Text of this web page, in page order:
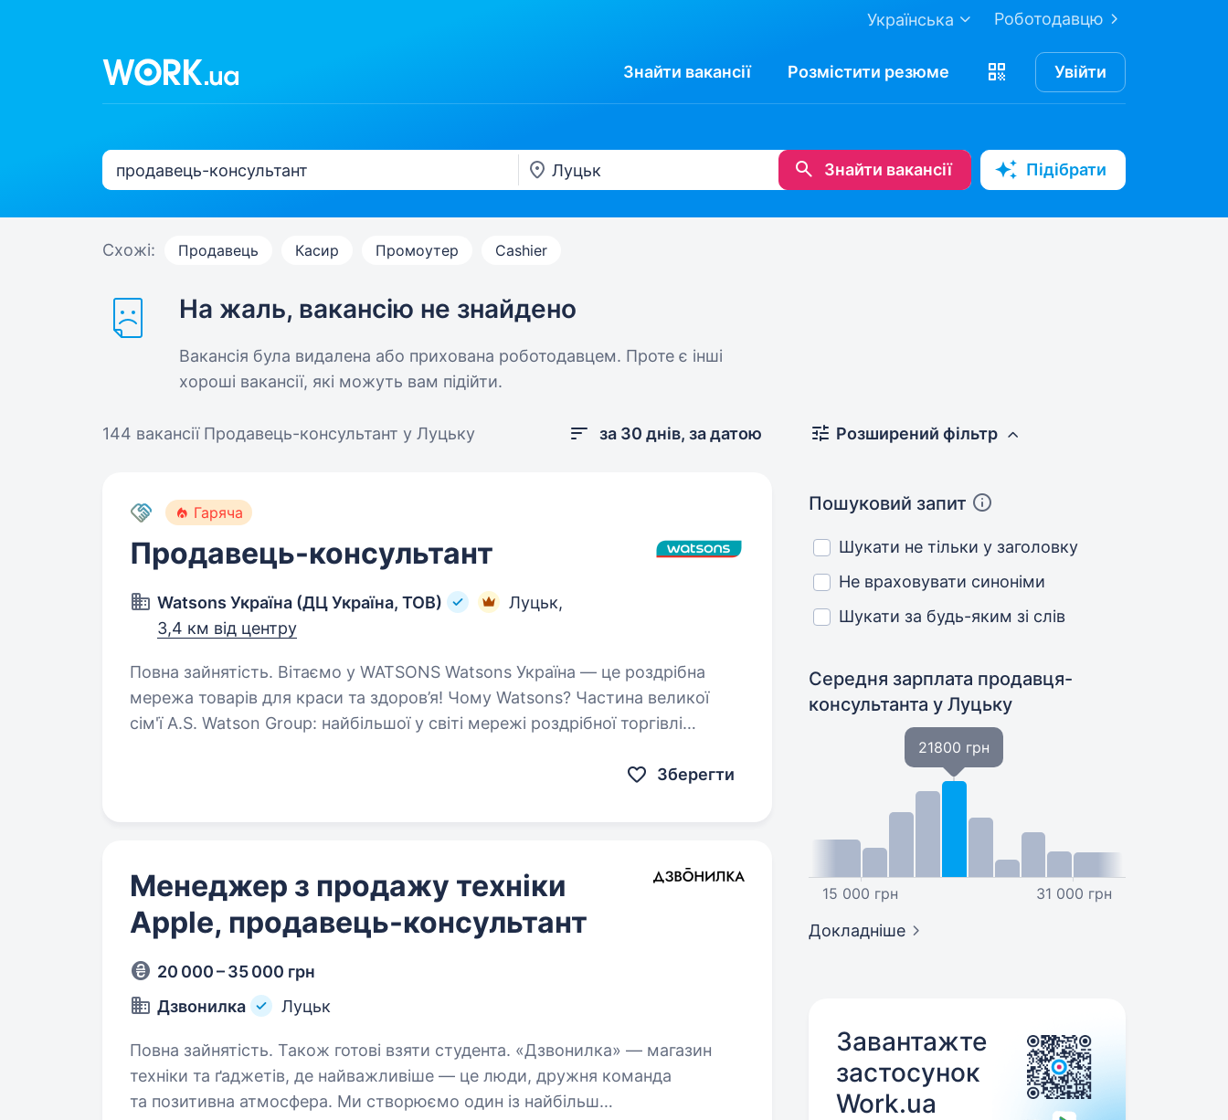
Роботодавцю
Українська
Знайти вакансії Розмістити резюме Увійти
Знайти вакансії Підібрати
Схожі: Продавець Касир Промоутер Cashier
На жаль, вакансію не знайдено
Вакансія була видалена або прихована роботодавцем. Проте є інші
хороші вакансії, які можуть вам підійти.
144 вакансії Продавець-консультант у Луцьку за 30 днів, за датою
Гаряча
Продавець-консультант
Watsons Україна (ДЦ Україна, ТОВ)
Луцьк,
3,4 км від центру
Повна зайнятість. Вітаємо у WATSONS Watsons Україна — це роздрібна
мережа товарів для краси та здоров’я! Чому Watsons? Частина великої
сім'ї A.S. Watson Group: найбільшої у світі мережі роздрібної торгівлі
Зберегти
Менеджер з продажу техніки
Apple, продавець-консультант
20 000 – 35 000 грн
Дзвонилка
Луцьк
Повна зайнятість. Також готові взяти студента. «Дзвонилка» — магазин
техніки та ґаджетів, де найважливіше — це люди, дружня команда
та позитивна атмосфера. Ми створюємо один із найбільш
Розширений фільтр
Пошуковий запит
Шукати не тільки у заголовку
Не враховувати синоніми
Шукати за будь-яким зі слів
Середня зарплата продавця-
консультантау Луцьку
15 000 грн
21800 грн
31 000 грн
Докладніше
Завантажте
застосунок
Work.ua